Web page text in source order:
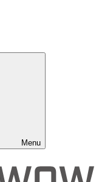
Menu